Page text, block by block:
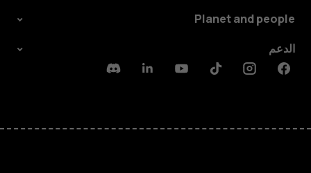
Planet and people
الدعم
Facebook
Instagram
Tiktok
Youtube
Linkedin
Discord